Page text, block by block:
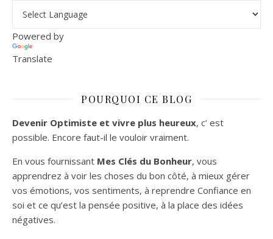
Powered by
Translate
POURQUOI CE BLOG
Devenir Optimiste et vivre plus heureux, c’ est
possible. Encore faut-il le vouloir vraiment.
En vous fournissant Mes Clés du Bonheur, vous
apprendrez à voir les choses du bon côté, à mieux gérer
vos émotions, vos sentiments, à reprendre Confiance en
soi et ce qu’est la pensée positive, à la place des idées
négatives.